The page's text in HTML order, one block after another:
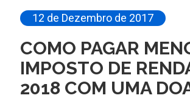
12 de Dezembro de 2017
COMO PAGAR
IMPOSTO DE
2018 COM UMA